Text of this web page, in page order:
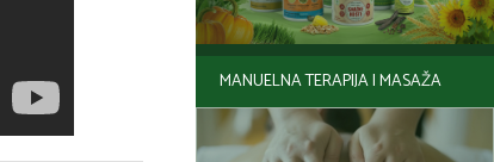
MANUELNA TERAPIJA I MASAŽA